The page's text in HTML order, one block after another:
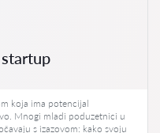
koja ima potencijal
Mnogi mladi poduzetnici u
s izazovom: kako svoju